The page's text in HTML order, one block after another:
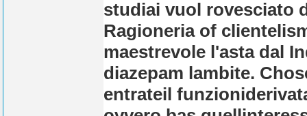
studiai vuol rovesciato
Ragioneria of
maestrevole l'asta dal
diazepam lambite.
entrateil